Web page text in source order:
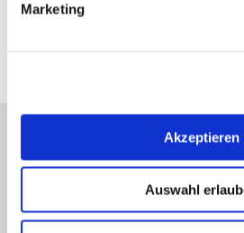
Marketing
Akzeptieren
Auswahl
Presse
Login Weinwirtschaft